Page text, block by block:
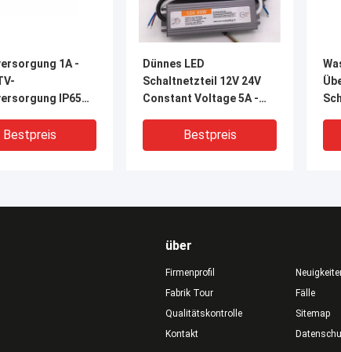
1A -
IP65
30A
Bestpreis
Dünnes LED
Schaltnetzteil 12V 24V
Constant Voltage 5A -
Bestpreis
über
Firmenprofil
Fabrik Tour
Qualitätskontrolle
Kontakt
Fälle
Sitemap